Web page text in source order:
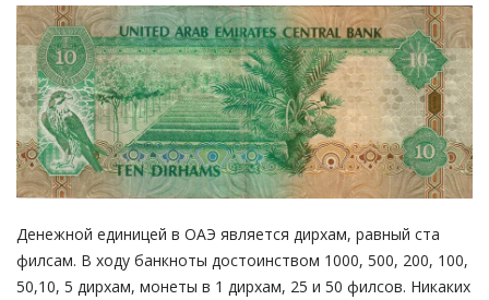
Денежной единицей в ОАЭ является дирхам, равный ста
филсам. В ходу банкноты достоинством 1000, 500, 200, 100,
50,10, 5 дирхам, монеты в 1 дирхам, 25 и 50 филсов. Никаких